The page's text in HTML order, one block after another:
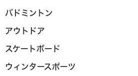
バドミントン
アウトドア
スケートボード
ウィンタースポーツ